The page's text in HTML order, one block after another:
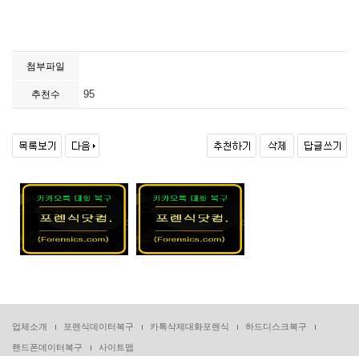
첨부파일
추천수 95
업체소개 포렌식데이터복구 카톡삭제대화포렌식 하드디스크복구
핸드폰데이터복구 사이트맵